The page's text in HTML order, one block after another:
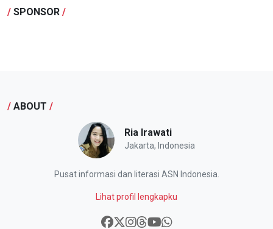
/ SPONSOR /
/ ABOUT /
Ria Irawati
Jakarta, Indonesia
Pusat informasi dan literasi ASN Indonesia.
Lihat profil lengkapku